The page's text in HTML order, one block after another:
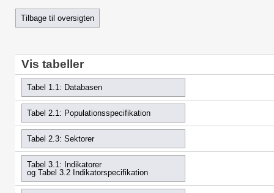
Vis tabeller
Tabel 1.1: Databasen
Tabel 2.1: Populationsspecifikation
Tabel 2.3: Sektorer
Tabel 3.1: Indikatorer
og Tabel 3.2 Indikatorspecifikation